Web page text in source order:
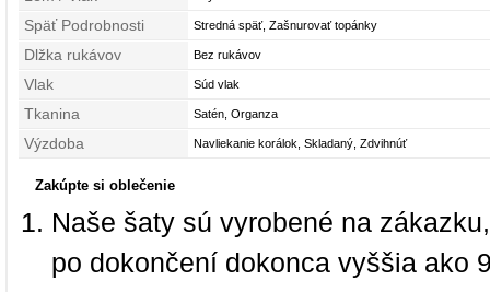
Späť Podrobnosti Stredná späť, Zašnurovať topánky
Dlžka rukávov Bez rukávov
Vlak Súd vlak
Tkanina Satén, Organza
Výzdoba Navliekanie korálok, Skladaný, Zdvihnúť
Zakúpte si oblečenie
Naše šaty sú vyrobené na
po dokončení dokonca vyššia ako